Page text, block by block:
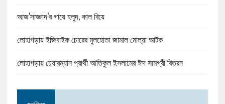
আজ‘সাজ্জাদ’র গায়ে হলুদ, কাল বিয়ে
লোহাগড়ায় ইজিবাইক চোরের মুলহোতা জামাল মোল্যা আটক
লোহাগড়ায় চেয়ারম্যান প্রার্থী আতিকুল ইসলামের ঈদ সামগ্রী বিতরন